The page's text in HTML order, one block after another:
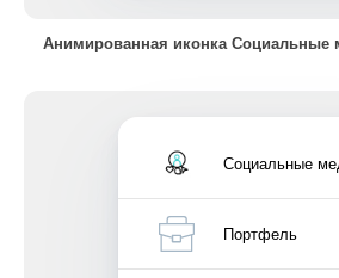
Анимированная иконка
Социальные
Портфель